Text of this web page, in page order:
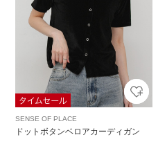
SENSE OF PLACE
ドットボタンベロアカーディガン